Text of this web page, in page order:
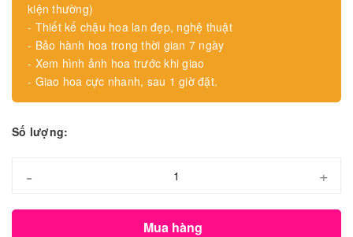
kiện thường)
- Thiết kế chậu hoa lan đẹp, nghệ thuật
- Bảo hành hoa trong thời gian 7 ngày
- Xem hình ảnh hoa trước khi giao
- Giao hoa cực nhanh, sau 1 giờ đặt.
Số lượng:
- +
Mua hàng